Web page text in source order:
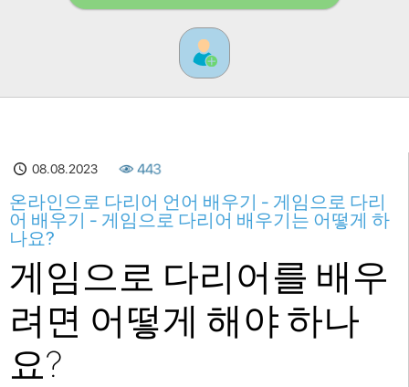
08.08.2023 443
온라인으로 다리어 언어 배우기 - 게임으로 다리
어 배우기 - 게임으로 다리어 배우기는 어떻게 하
나요?
게임으로 다리어를 배우
려면 어떻게 해야 하나
요?